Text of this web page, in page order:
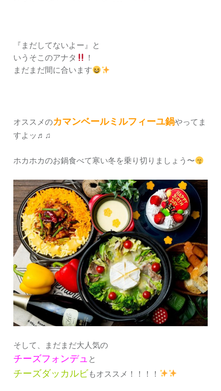
『まだしてないよー』と
いうそこのアナタ
！
まだまだ間に合います
オススメのカマンベールミルフィーユ鍋やってま
すよッ♬♫
ホカホカのお鍋食べて寒い冬を乗り切りましょう〜
そして、まだまだ大人気の
チーズフォンデュ と
チーズダッカルビもオススメ！！！！